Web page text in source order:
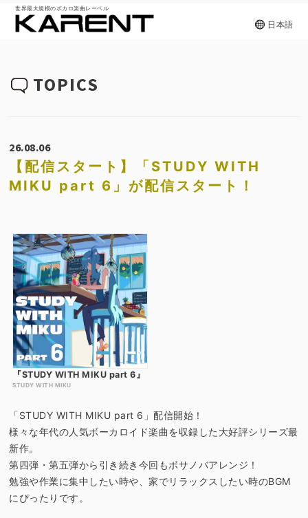
世界最大規模のボカロ楽曲レーベル
日本語
TOPICS
26.08.06
【配信スタート】「STUDY WITH
MIKU part 6」が配信スタート！
『STUDY WITH MIKU part 6』
STUDY WITH MIKU
「STUDY WITH MIKU part 6」配信開始！
様々な年代の人気ボーカロイド楽曲を収録した大好評シリーズ最
新作。
第四弾・第五弾から引き続き今回もボサノバアレンジ！
勉強や作業に集中したい時や、家でリラックスしたい時のBGM
にぴったりです。